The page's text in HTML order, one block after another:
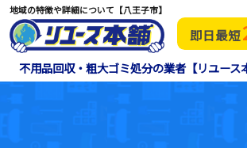
即日最短
地域の特徴や詳細について【八王子市】
不用品回収・粗大ゴミ処分の業者【リユース